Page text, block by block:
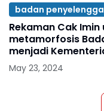
badan
Rekaman Cak Imin
metamorfosis
menjadi
beredar!
May 23, 2024